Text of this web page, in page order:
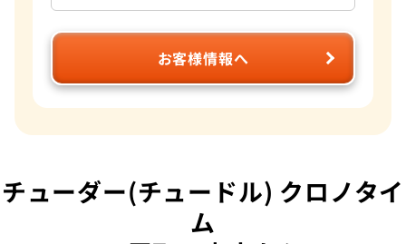
お客様情報へ
チューダー(チュードル) クロノタイ
ム